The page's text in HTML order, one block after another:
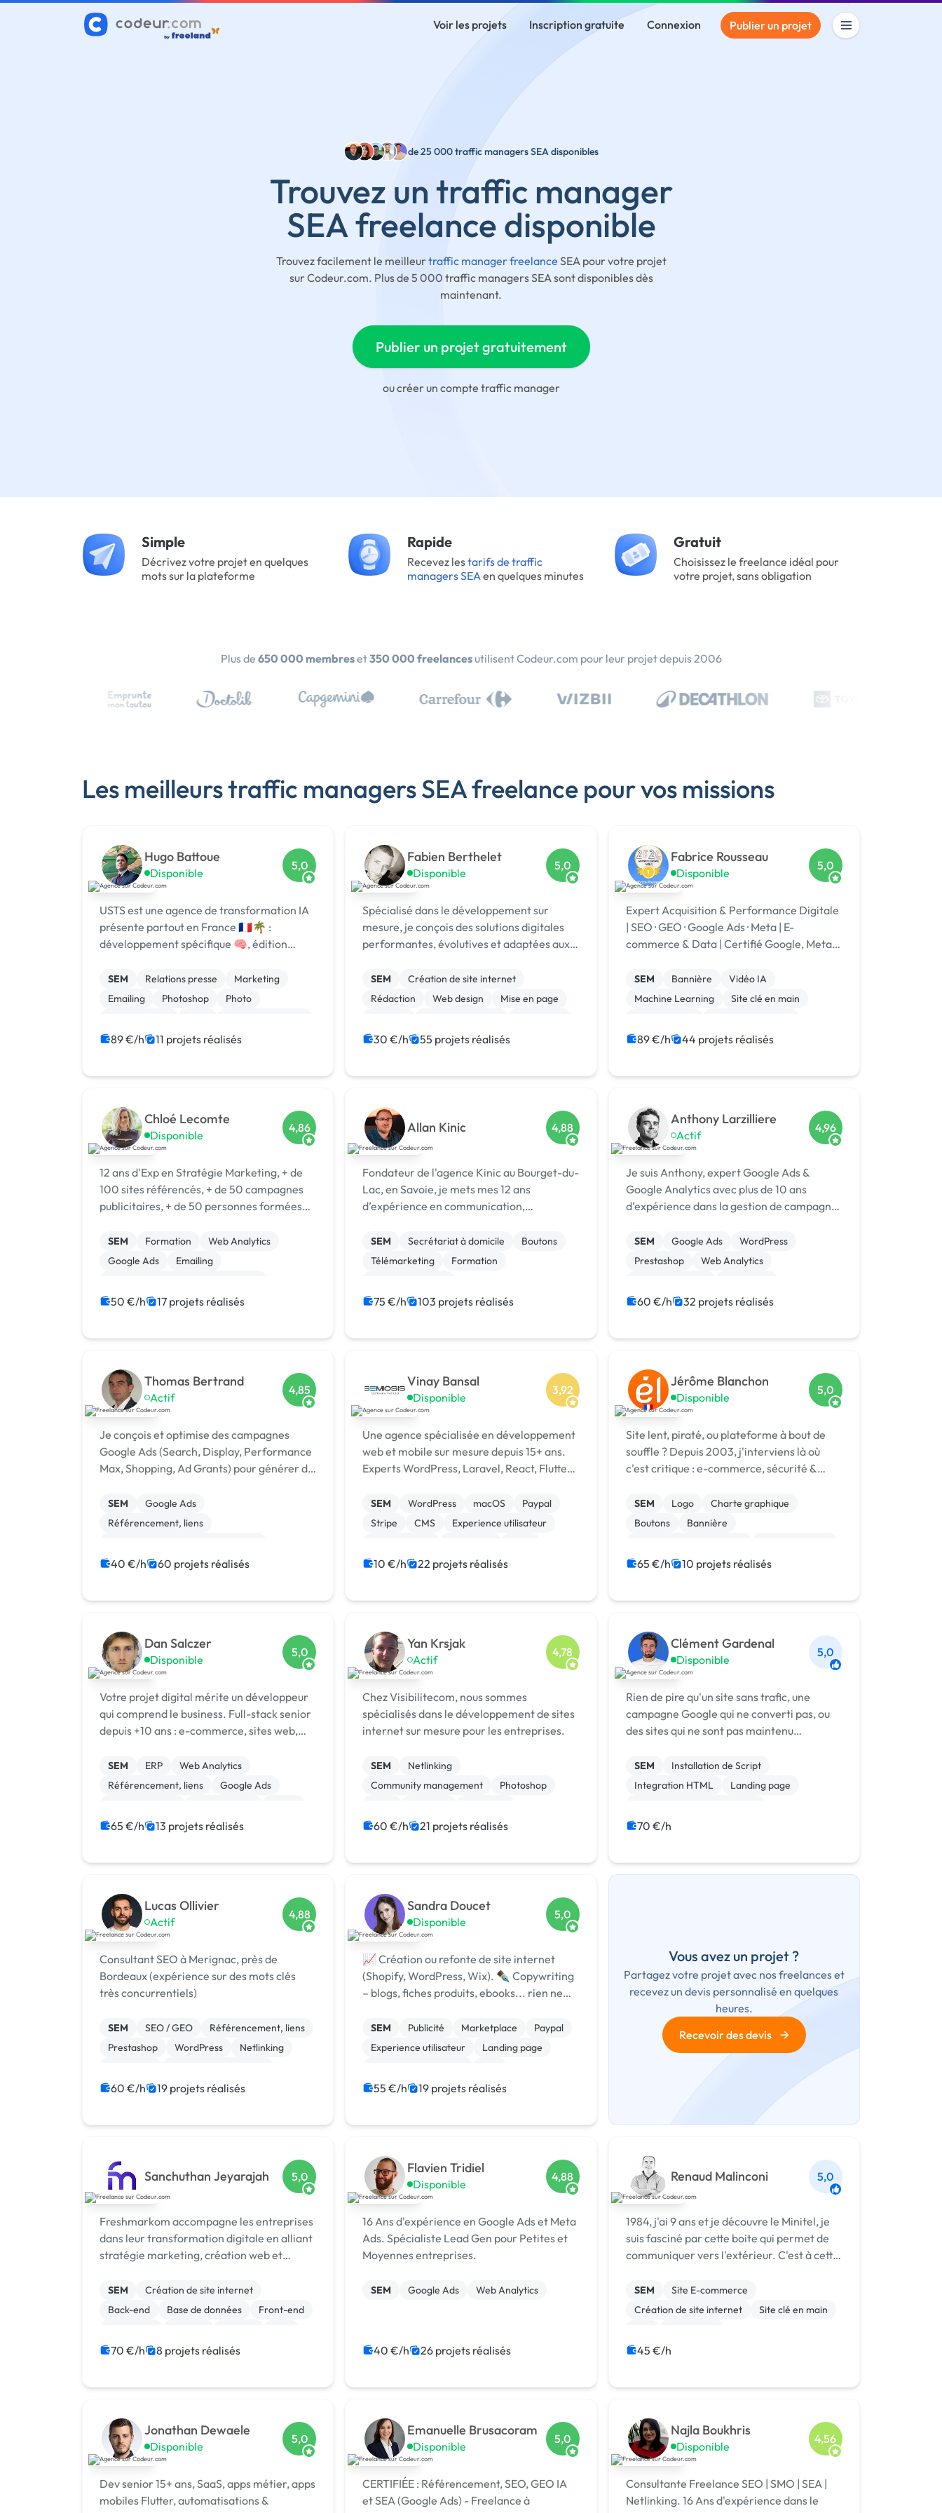
Voir les projets Inscription gratuite Connexion Publier un projet
de 25 000 traffic managers SEA disponibles
Trouvez un traffic manager
SEA freelance disponible
Trouvez facilement le meilleurtraffic manager freelance SEA pour votre projet
sur Codeur.com. Plus de 5 000 traffic managers SEA sont disponibles dès
maintenant.
Publier un projet gratuitement
oucréer un compte traffic manager
Simple
Décrivez votre projet en quelques
mots sur la plateforme
Rapide
Recevez lestarifs de traffic
managers SEAen quelques minutes
Gratuit
Choisissez le freelance idéal pour
votre projet, sans obligation
Plus de 650 000 membreset350 000 freelancesutilisent Codeur.com pour leur projet depuis 2006
Les meilleurs traffic managers SEA freelance pour vos missions
Hugo Battoue
Disponible
5,0
USTS est une agence de transformation IA
présente partout en France 🇫🇷🌴 :
développement spécifique 🧠, édition
Agréée CII, CIR, Qualiopi, 1er [URL
MASQUÉE] 🏆 !
SEM Relations presse
Marketing
Emailing
Photoshop
Photo
Boutons
89 €/h 11 projets réalisés
Fabien Berthelet
Disponible
5,0
Spécialisé dans le développement sur
mesure, je conçois des solutions digitales
performantes, évolutives et adaptées aux
SEM
Création de site internet
Rédaction
Web design
Mise en page
Linux
iOS
30 €/h 55 projets réalisés
Fabrice Rousseau
Disponible
5,0
Expert Acquisition & Performance Digitale
| SEO · GEO · Google Ads · Meta | E-
commerce & Data | Certifié Google, Meta,
Awards 2025
SEM Bannière
Vidéo IA
Machine Learning
Site clé en main
Experience utilisateur
CSS, HTML, XML
89 €/h 44 projets réalisés
Chloé Lecomte
Disponible
4,86
12 ans d'Exp en Stratégie Marketing, + de
100 sites référencés, + de 50 campagnes
publicitaires, + de 50 personnes formées
SEM Formation
Web Analytics
Google Ads
Emailing
Midjourney
Machine Learning
50 €/h 17 projets réalisés
Allan Kinic 4,88
Fondateur de l'agence Kinic au Bourget-du-
Lac, en Savoie, je mets mes 12 ans
d’expérience en communication,
service des entreprises. Investi également
dans le secteur du sport, je conçois des
SEM Secrétariat à domicile
Boutons
Télémarketing
Formation
Campagne display avec bannières
Création ou conversion ebook
75 €/h 103 projets réalisés
Anthony Larzilliere
Actif
4,96
Je suis Anthony, expert Google Ads &
Google Analytics avec plus de 10 ans
d’expérience dans la gestion de campagnes
et entreprises en quête de leads qualifiés.
SEM Google Ads
WordPress
Prestashop
Web Analytics
Référencement, liens
SEO / GEO
60 €/h 32 projets réalisés
Thomas Bertrand
Actif
4,85
Je conçois et optimise des campagnes
Google Ads (Search, Display, Performance
Max, Shopping, Ad Grants) pour générer du
Google Partner depuis plus de 8 ans,
SEM
Google Ads
Référencement, liens
40 €/h 60 projets réalisés
Vinay Bansal
Disponible
3,92
Une agence spécialisée en développement
web et mobile sur mesure depuis 15+ ans.
Experts WordPress, Laravel, React, Flutter,
pays. [URL MASQUÉE]
SEM WordPress macOS
Paypal
Stripe
CMS
Experience utilisateur
10 €/h 22 projets réalisés
Jérôme Blanchon
Disponible
5,0
Site lent, piraté, ou plateforme à bout de
souffle ? Depuis 2003, j'interviens là où
c'est critique : e-commerce, sécurité &
développement sur mesure.
SEM Logo
Charte graphique
Boutons
Bannière
SaaS
Modules et composants
65 €/h 10 projets réalisés
Dan Salczer
Disponible
5,0
Votre projet digital mérite un développeur
qui comprend le business. Full-stack senior
depuis +10 ans : e-commerce, sites web,
SEM ERP
Web Analytics
Référencement, liens
Google Ads
Node.js
Laravel
65 €/h 13 projets réalisés
Yan Krsjak
Actif
4,78
Chez Visibilitecom, nous sommes
spécialisés dans le développement de sites
internet sur mesure pour les entreprises.
SEM
Netlinking
Community management
Photoshop
Prestashop
Google Ads Emailing
60 €/h 21 projets réalisés
Clément Gardenal
Disponible
5,0
Rien de pire qu'un site sans trafic, une
campagne Google qui ne converti pas, ou
des sites qui ne sont pas maintenu
accompagner pour créer l'infrastructure
marketing qu'il vous faut. Nous pouvons
SEM
Installation de Script
Integration HTML
Landing page
Site clé en main
Campagne display avec bannières
70 €/h
Lucas Ollivier
Actif
4,88
Consultant SEO à Merignac, près de
Bordeaux (expérience sur des mots clés
très concurrentiels)
SEM SEO / GEO
Référencement, liens
Prestashop
WordPress
Netlinking
Shopify
Gestion site web
60 €/h 19 projets réalisés
Sandra Doucet
Disponible
5,0
📈 Création ou refonte de site internet
(Shopify, WordPress, Wix). ✒️ Copywriting
– blogs, fiches produits, ebooks... rien ne
convertissent (adieu les taux de rebond !)
SEM Publicité Marketplace
Paypal
Experience utilisateur
Landing page
Campagne display avec bannières
55 €/h 19 projets réalisés
Vous avez un projet ?
Partagez votre projet avec nos freelances et
recevez un devis personnalisé en quelques
heures.
Recevoir des devis
→
Sanchuthan Jeyarajah 5,0
Freshmarkom accompagne les entreprises
dans leur transformation digitale en alliant
stratégie marketing, création web et
mesurables.
SEM
Création de site internet
Back-end
Base de données
Front-end
React
70 €/h 8 projets réalisés
Flavien Tridiel
Disponible
4,88
16 Ans d'expérience en Google Ads et Meta
Ads. Spécialiste Lead Gen pour Petites et
Moyennes entreprises.
SEM Google Ads Web Analytics
40 €/h 26 projets réalisés
Renaud Malinconi 5,0
1984, j'ai 9 ans et je découvre le Minitel, je
suis fasciné par cette boite qui permet de
communiquer vers l'extérieur. C'est à cette
nouvelles technologies. 12 ans plus tard en
achetant une revue informatique j...
SEM
Site E-commerce
Création de site internet
Site clé en main
Campagne display avec bannières
45 €/h
Jonathan Dewaele
Disponible
5,0
Dev senior 15+ ans, SaaS, apps métier, apps
mobiles Flutter, automatisations &
Emanuelle Brusacoram
Disponible
5,0
CERTIFIÉE : Référencement, SEO, GEO IA
et SEA (Google Ads) - Freelance à
Najla Boukhris
Disponible
4,56
Consultante Freelance SEO | SMO | SEA |
Netlinking. 16 Ans d'expérience dans le